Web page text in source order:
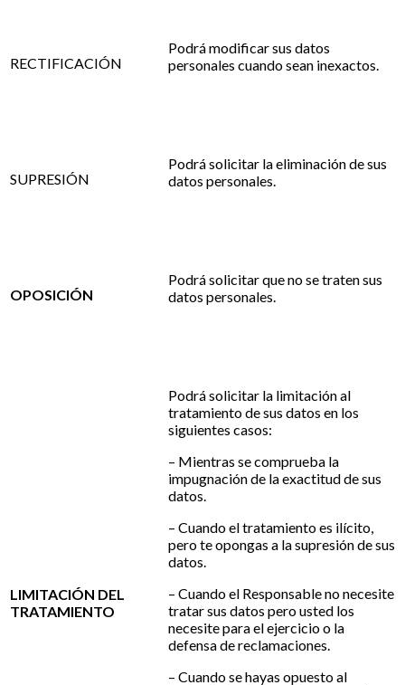
RECTIFICACIÓN
Podrá modificar sus datos
personales cuando sean inexactos.
SUPRESIÓN
Podrá solicitar la eliminación de sus
datos personales.
OPOSICIÓN
Podrá solicitar que no se traten sus
datos personales.
LIMITACIÓN DEL
TRATAMIENTO
Podrá solicitar la limitación al
tratamiento de sus datos en los
siguientes casos:
– Mientras se comprueba la
impugnación de la exactitud de sus
datos.
– Cuando el tratamiento es ilícito,
pero te opongas a la supresión de sus
datos.
– Cuando el Responsable no necesite
tratar sus datos pero usted los
necesite para el ejercicio o la
defensa de reclamaciones.
– Cuando se hayas opuesto al